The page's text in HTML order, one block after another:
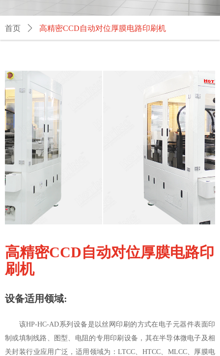
首页 ꄲ 高精密CCD自动对位厚膜电路印刷机
高精密CCD自动对位厚膜电路印
刷机
设备适用领域:
该HP-HC-AD系列设备是以丝网印刷的方式在电子元器件表面印
制或填制线路、图型、电阻的专用印刷设备，其在半导体微电子及相
关封装行业应用广泛，适用领域为：LTCC、HTCC、MLCC、厚膜电